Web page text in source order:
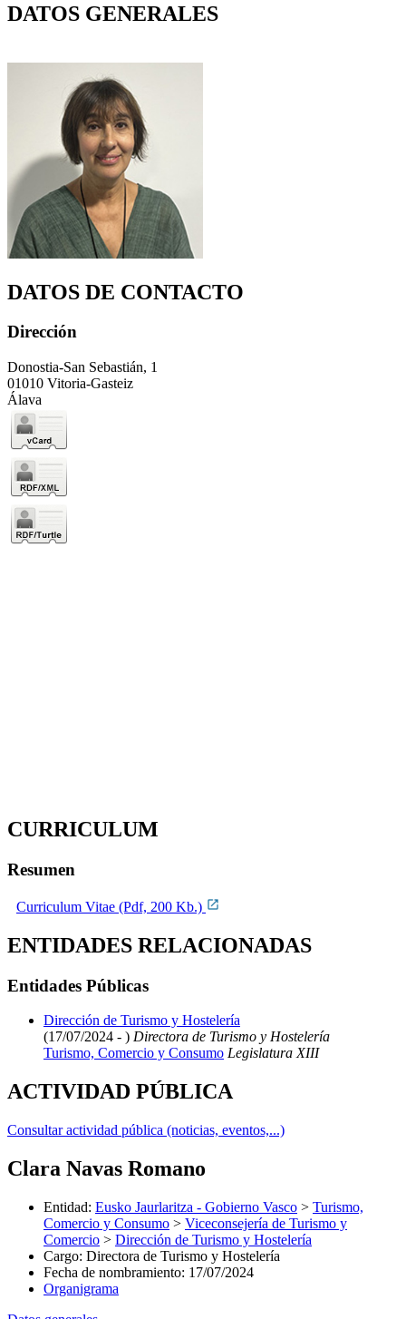
DATOS GENERALES
DATOS DE CONTACTO
Dirección
Donostia-San Sebastián, 1
01010 Vitoria-Gasteiz
Álava
CURRICULUM
Resumen
Curriculum Vitae (Pdf, 200 Kb.)
ENTIDADES RELACIONADAS
Entidades Públicas
Dirección de Turismo y Hostelería
(17/07/2024 - ) Directora de Turismo y Hostelería
Turismo, Comercio y Consumo Legislatura XIII
ACTIVIDAD PÚBLICA
Consultar actividad pública (noticias, eventos,...)
Clara Navas Romano
Entidad: Eusko Jaurlaritza - Gobierno Vasco > Turismo,
Comercio y Consumo > Viceconsejería de Turismo y
Comercio > Dirección de Turismo y Hostelería
Cargo: Directora de Turismo y Hostelería
Fecha de nombramiento: 17/07/2024
Organigrama